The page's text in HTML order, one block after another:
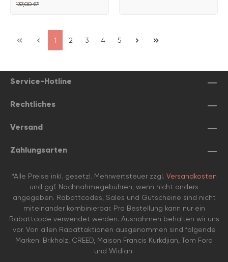
137,00 €*
1 2 3 4 5
Service-Hotline
Rechtliches
Versand
Zahlungsarten
*Alle Preise inkl. gesetzl. Mehrwertsteuer zzgl. Versandkosten
und ggf. Nachnahmegebühren, wenn nicht anders
angegeben. Rabattcodes, Sales und Gutscheine sind nicht
miteinander kombinierbar. Pro Bestellung kann nur ein
Rabattcode verwendet werden. Ausnahmen behalten wir uns
vor. Von allen Rabattaktionen ausgenommen sind folgende
Marken: Brikholz, CREED, Maison Francis Kurkdjian, Tom Ford
und Widian.